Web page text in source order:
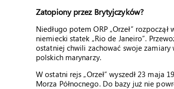
Zatopiony przez Brytyjczyków?
Niedługo potem ORP „Orzeł”
niemiecki statek „Rio de Janeiro”.
ostatniej chwili zachować swoje zamiary
polskich marynarzy.
W ostatni rejs „Orzeł” wyszedł 23 maja
Morza Północnego. Do bazy już nie